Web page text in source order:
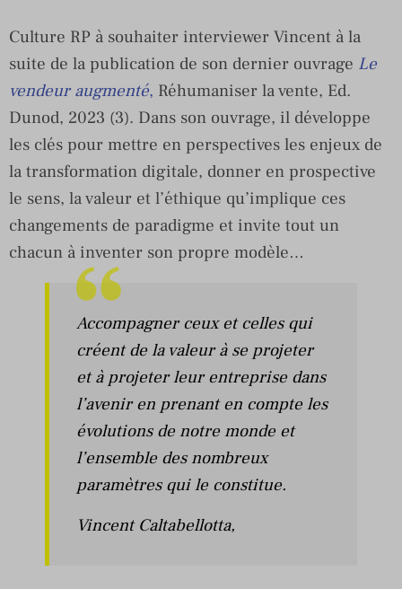
Culture RP à souhaiter interviewer Vincent à la
suite de la publication de son dernier ouvrage Le
vendeur augmenté, Réhumaniser la vente, Ed.
Dunod, 2023 (3). Dans son ouvrage, il développe
les clés pour mettre en perspectives les enjeux de
la transformation digitale, donner en prospective
le sens, la valeur et l’éthique qu’implique ces
changements de paradigme et invite tout un
chacun à inventer son propre modèle…
Accompagner ceux et celles qui
créent de la valeur à se projeter
et à projeter leur entreprise dans
l’avenir en prenant en compte les
évolutions de notre monde et
l’ensemble des nombreux
paramètres qui le constitue.
Vincent Caltabellotta,